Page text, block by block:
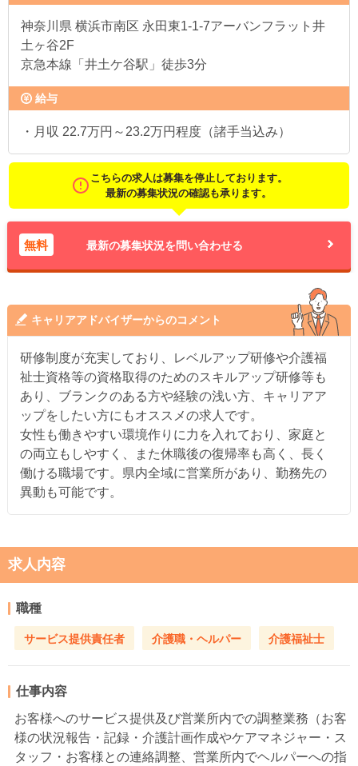
神奈川県 横浜市南区 永田東1-1-7アーバンフラット井
土ヶ谷2F
京急本線「井土ケ谷駅」徒歩3分
給与
・月収 22.7万円～23.2万円程度（諸手当込み）
こちらの求人は募集を停止しております。
最新の募集状況の確認も承ります。
無料 最新の募集状況を問い合わせる
キャリアアドバイザーからのコメント
研修制度が充実しており、レベルアップ研修や介護福
祉士資格等の資格取得のためのスキルアップ研修等も
あり、ブランクのある方や経験の浅い方、キャリアア
ップをしたい方にもオススメの求人です。
女性も働きやすい環境作りに力を入れており、家庭と
の両立もしやすく、また休職後の復帰率も高く、長く
働ける職場です。県内全域に営業所があり、勤務先の
異動も可能です。
求人内容
職種
サービス提供責任者 介護職・ヘルパー 介護福祉士
仕事内容
お客様へのサービス提供及び営業所内での調整業務（お客
様の状況報告・記録・介護計画作成やケアマネジャー・ス
タッフ・お客様との連絡調整、営業所内でヘルパーへの指